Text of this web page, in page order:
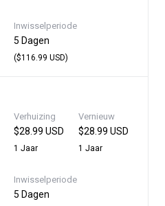
Inwisselperiode
5 Dagen
($116.99 USD)
Verhuizing
$28.99 USD
1 Jaar
Vernieuw
$28.99 USD
1 Jaar
Inwisselperiode
5 Dagen